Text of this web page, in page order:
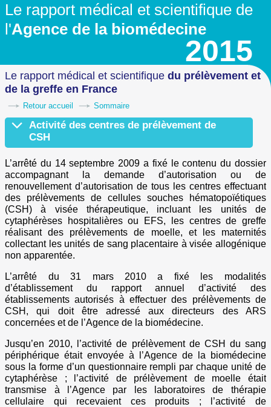
Le rapport médical et scientifique de
l'Agence de la biomédecine
2015
Le rapport médical et scientifiquedu prélèvement et
de la greffe en France
Retour accueil Sommaire
Activité des centres de prélèvement de
CSH
Matériel et méthodes
Prélèvement de CSH du sang périphérique par cytaphérèse (CSHP)
Prélèvement de CSH de la moelle osseuse
Prélèvement de CSH du sang placentaire
Conclusion
L’arrêté du 14 septembre 2009 a fixé le contenu du dossier
accompagnant la demande d’autorisation ou de
renouvellement d’autorisation de tous les centres effectuant
des prélèvements de cellules souches hématopoïétiques
(CSH) à visée thérapeutique, incluant les unités de
cytaphérèses hospitalières ou EFS, les centres de greffe
réalisant des prélèvements de moelle, et les maternités
collectant les unités de sang placentaire à visée allogénique
non apparentée.
L’arrêté du 31 mars 2010 a fixé les modalités
d’établissement du rapport annuel d’activité des
établissements autorisés à effectuer des prélèvements de
CSH, qui doit être adressé aux directeurs des ARS
concernées et de l’Agence de la biomédecine.
Jusqu’en 2010, l’activité de prélèvement de CSH du sang
périphérique était envoyée à l’Agence de la biomédecine
sous la forme d’un questionnaire rempli par chaque unité de
cytaphérèse ; l’activité de prélèvement de moelle était
transmise à l’Agence par les laboratoires de thérapie
cellulaire qui recevaient ces produits ; l’activité de